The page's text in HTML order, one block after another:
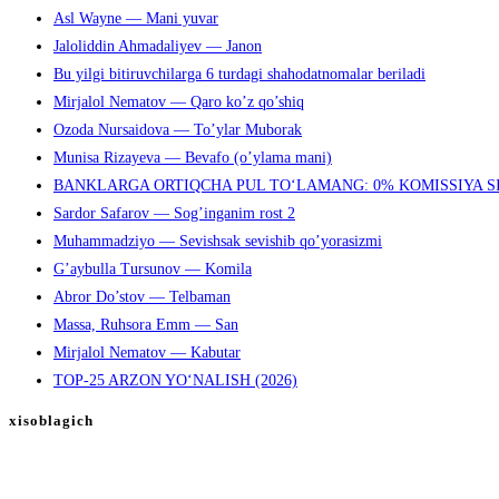
Asl Wayne — Mani yuvar
Jaloliddin Ahmadaliyev — Janon
Bu yilgi bitiruvchilarga 6 turdagi shahodatnomalar beriladi
Mirjalol Nematov — Qaro ko’z qo’shiq
Ozoda Nursaidova — To’ylar Muborak
Munisa Rizayeva — Bevafo (o’ylama mani)
BANKLARGA ORTIQCHA PUL TO‘LAMANG: 0% KOMISSIYA
Sardor Safarov — Sog’inganim rost 2
Muhammadziyo — Sevishsak sevishib qo’yorasizmi
G’aybulla Tursunov — Komila
Abror Do’stov — Telbaman
Massa, Ruhsora Emm — San
Mirjalol Nematov — Kabutar
TOP-25 ARZON YO‘NALISH (2026)
xisoblagich